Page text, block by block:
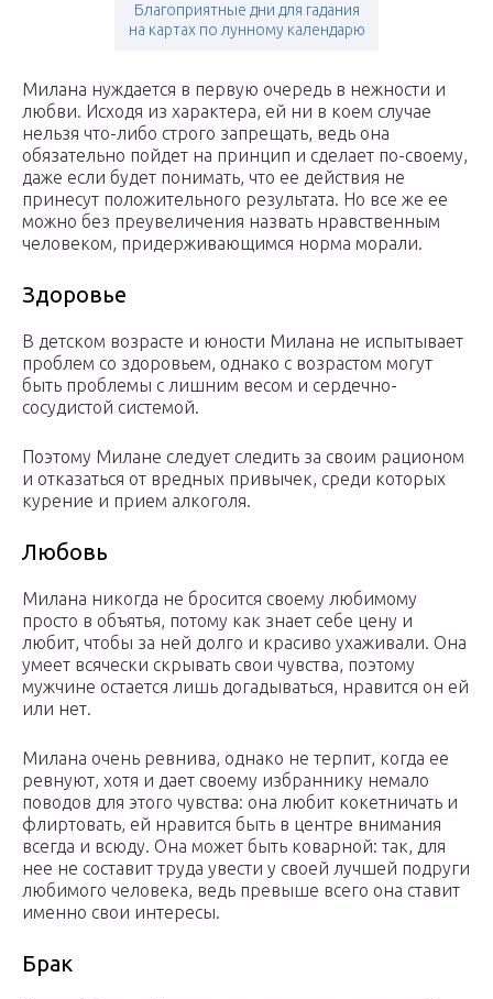
Благоприятные дни для гадания
на картах по лунному календарю
Милана нуждается в первую очередь в нежности и
любви. Исходя из характера, ей ни в коем случае
нельзя что-либо строго запрещать, ведь она
обязательно пойдет на принцип и сделает по-своему,
даже если будет понимать, что ее действия не
принесут положительного результата. Но все же ее
можно без преувеличения назвать нравственным
человеком, придерживающимся норма морали.
Здоровье
В детском возрасте и юности Милана не испытывает
проблем со здоровьем, однако с возрастом могут
быть проблемы с лишним весом и сердечно-
сосудистой системой.
Поэтому Милане следует следить за своим рационом
и отказаться от вредных привычек, среди которых
курение и прием алкоголя.
Любовь
Милана никогда не бросится своему любимому
просто в объятья, потому как знает себе цену и
любит, чтобы за ней долго и красиво ухаживали. Она
умеет всячески скрывать свои чувства, поэтому
мужчине остается лишь догадываться, нравится он ей
или нет.
Милана очень ревнива, однако не терпит, когда ее
ревнуют, хотя и дает своему избраннику немало
поводов для этого чувства: она любит кокетничать и
флиртовать, ей нравится быть в центре внимания
всегда и всюду. Она может быть коварной: так, для
нее не составит труда увести у своей лучшей подруги
любимого человека, ведь превыше всего она ставит
именно свои интересы.
Брак